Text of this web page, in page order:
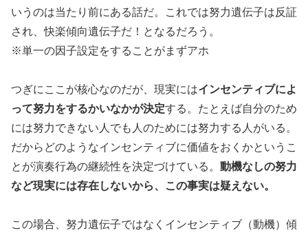
いうのは当たり前にある話だ。これでは努力遺伝子は反証
され、快楽傾向遺伝子だ！となるだろう。
※単一の因子設定をすることがまずアホ
つぎにここが核心なのだが、現実にはインセンティブによ
って努力をするかいなかが決定する。たとえば自分のため
には努力できない人でも人のためには努力する人がいる。
だからどのようなインセンティブに価値をおくかというこ
とが演奏行為の継続性を決定づけている。 動機なしの努力
など現実には存在しないから、この事実は疑えない。
この場合、努力遺伝子ではなくインセンティブ（動機）傾